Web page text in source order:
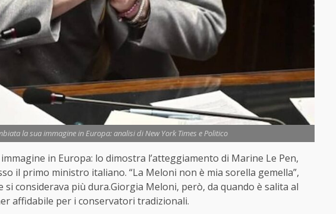
la sua immagine in Europa: analisi di New York Times e Politico
in Europa: lo dimostra l’atteggiamento di Marine Le Pen,
il primo ministro italiano. “La Meloni non è mia sorella gemella”,
si considerava più dura.Giorgia Meloni, però, da quando è salita al
affidabile per i conservatori tradizionali.